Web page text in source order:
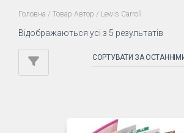
Головна / Товар Автор / Lewis Carroll
Відображаються усі з 5 результатів
latest